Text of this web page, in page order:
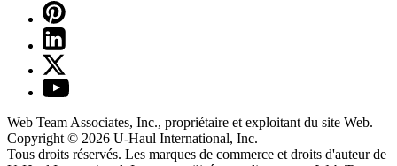
Web Team Associates, Inc., propriétaire et exploitant du site Web.
Copyright © 2026 U-Haul International, Inc.
Tous droits réservés. Les marques de commerce et droits d'auteur de